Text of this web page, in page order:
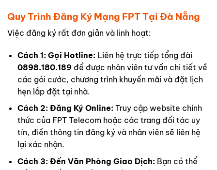
Quy Trình Đăng Ký Mạng FPT Tại Đà Nẵng
Việc đăng ký rất đơn giản và linh hoạt:
Cách 1: Gọi Hotline: Liên hệ trực tiếp tổng đài
0898.180.189để được nhân viên tư vấn chi tiết về
các gói cước, chương trình khuyến mãi và đặt lịch
hẹn lắp đặt tại nhà.
Cách 2: Đăng Ký Online: Truy cập website chính
thức của FPT Telecom hoặc các trang đối tác uy
tín, điền thông tin đăng ký và nhân viên sẽ liên hệ
lại xác nhận.
Cách 3: Đến Văn Phòng Giao Dịch: Bạn có thể